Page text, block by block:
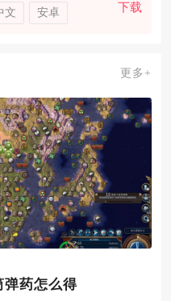
文 安卓 下载
更多+
弹药怎么得